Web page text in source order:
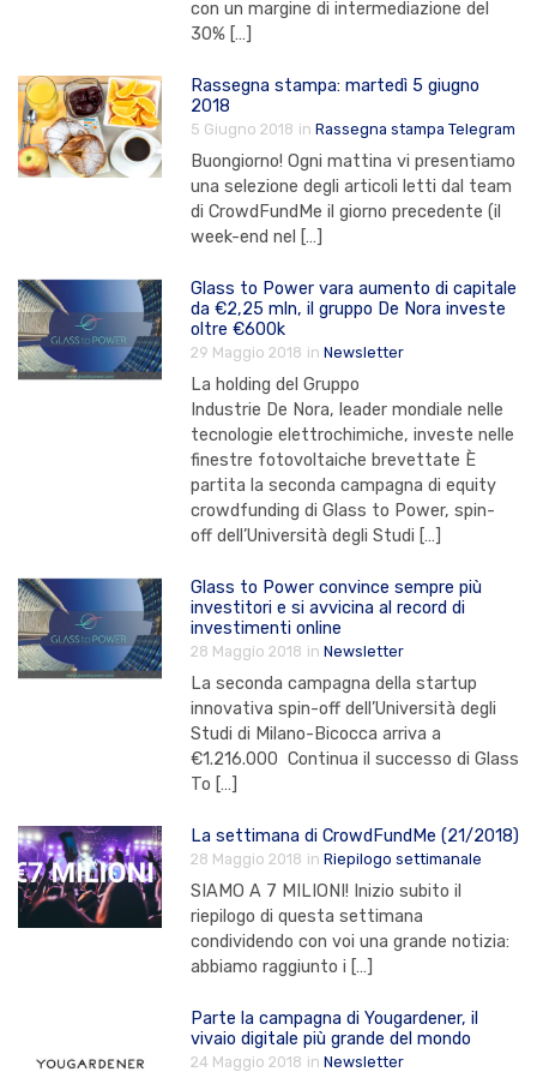
con un margine di intermediazione del
30% […]
Rassegna stampa: martedì 5 giugno
2018
5 Giugno 2018 in Rassegna stampa Telegram
Buongiorno! Ogni mattina vi presentiamo
una selezione degli articoli letti dal team
di CrowdFundMe il giorno precedente (il
week-end nel […]
Glass to Power vara aumento di capitale
da €2,25 mln, il gruppo De Nora investe
oltre €600k
29 Maggio 2018 in Newsletter
La holding del Gruppo
Industrie De Nora, leader mondiale nelle
tecnologie elettrochimiche, investe nelle
finestre fotovoltaiche brevettate È
partita la seconda campagna di equity
crowdfunding di Glass to Power, spin-
off dell’Università degli Studi […]
Glass to Power convince sempre più
investitori e si avvicina al record di
investimenti online
28 Maggio 2018 in Newsletter
La seconda campagna della startup
innovativa spin-off dell’Università degli
Studi di Milano-Bicocca arriva a
€1.216.000 Continua il successo di Glass
To […]
La settimana di CrowdFundMe (21/2018)
28 Maggio 2018 in Riepilogo settimanale
SIAMO A 7 MILIONI! Inizio subito il
riepilogo di questa settimana
condividendo con voi una grande notizia:
abbiamo raggiunto i […]
Parte la campagna di Yougardener, il
vivaio digitale più grande del mondo
24 Maggio 2018 in Newsletter